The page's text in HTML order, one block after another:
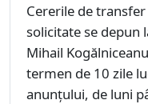
Cererile de
solicitate se depun
Mihail
termen de 10 zile
anunțului, de luni